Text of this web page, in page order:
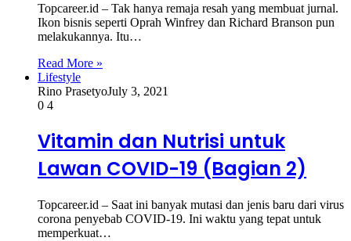
Topcareer.id – Tak hanya remaja resah yang membuat jurnal.
Ikon bisnis seperti Oprah Winfrey dan Richard Branson pun
melakukannya. Itu…
Read More »
Lifestyle
Rino PrasetyoJuly 3, 2021
0 4
Vitamin dan Nutrisi untuk
Lawan COVID-19 (Bagian 2)
Topcareer.id – Saat ini banyak mutasi dan jenis baru dari virus
corona penyebab COVID-19. Ini waktu yang tepat untuk
memperkuat…